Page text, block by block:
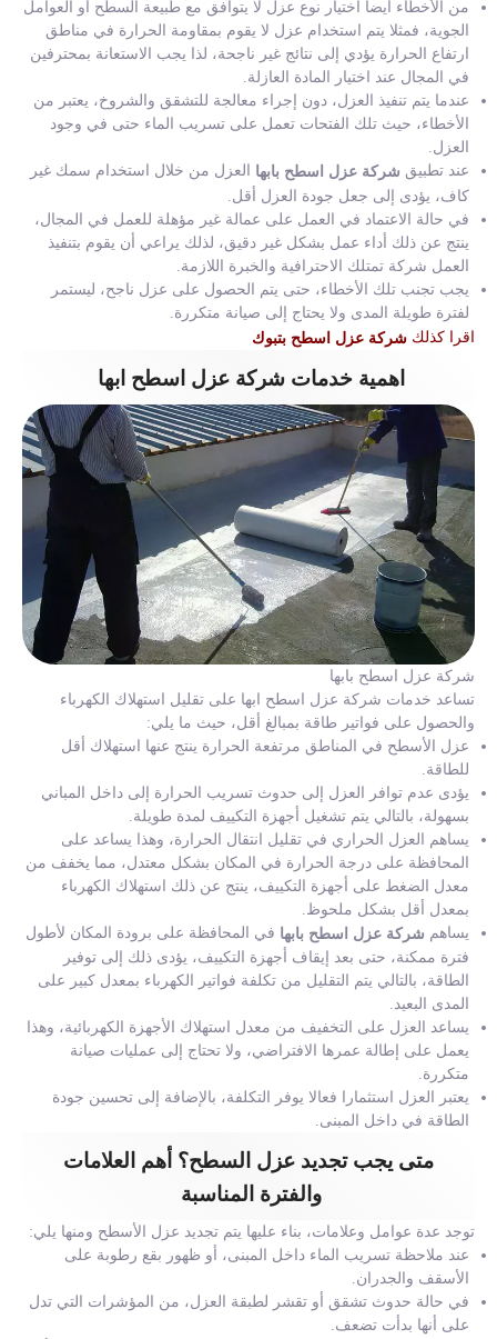
من الأخطاء أيضا اختيار نوع عزل لا يتوافق مع طبيعة السطح أو العوامل
الجوية، فمثلا يتم استخدام عزل لا يقوم بمقاومة الحرارة في مناطق
ارتفاع الحرارة يؤدي إلى نتائج غير ناجحة، لذا يجب الاستعانة بمحترفين
في المجال عند اختيار المادة العازلة.
عندما يتم تنفيذ العزل، دون إجراء معالجة للتشقق والشروخ، يعتبر من
الأخطاء، حيث تلك الفتحات تعمل على تسريب الماء حتى في وجود
العزل.
عند تطبيق شركة عزل اسطح بابها العزل من خلال استخدام سمك غير
كاف، يؤدى إلى جعل جودة العزل أقل.
في حالة الاعتماد في العمل على عمالة غير مؤهلة للعمل في المجال،
ينتج عن ذلك أداء عمل بشكل غير دقيق، لذلك يراعي أن يقوم بتنفيذ
العمل شركة تمتلك الاحترافية والخبرة اللازمة.
يجب تجنب تلك الأخطاء، حتى يتم الحصول على عزل ناجح، ليستمر
لفترة طويلة المدى ولا يحتاج إلى صيانة متكررة.
اقرا كذلك شركة عزل اسطح بتبوك
اهمية خدمات شركة عزل اسطح ابها
شركة عزل اسطح بابها
تساعد خدمات شركة عزل اسطح ابها على تقليل استهلاك الكهرباء
والحصول على فواتير طاقة بمبالغ أقل، حيث ما يلي:
عزل الأسطح في المناطق مرتفعة الحرارة ينتج عنها استهلاك أقل
للطاقة.
يؤدى عدم توافر العزل إلى حدوث تسريب الحرارة إلى داخل المباني
بسهولة، بالتالي يتم تشغيل أجهزة التكييف لمدة طويلة.
يساهم العزل الحراري في تقليل انتقال الحرارة، وهذا يساعد على
المحافظة على درجة الحرارة في المكان بشكل معتدل، مما يخفف من
معدل الضغط على أجهزة التكييف، ينتج عن ذلك استهلاك الكهرباء
بمعدل أقل بشكل ملحوظ.
يساهم شركة عزل اسطح بابها في المحافظة على برودة المكان لأطول
فترة ممكنة، حتى بعد إيقاف أجهزة التكييف، يؤدى ذلك إلى توفير
الطاقة، بالتالي يتم التقليل من تكلفة فواتير الكهرباء بمعدل كبير على
المدى البعيد.
يساعد العزل على التخفيف من معدل استهلاك الأجهزة الكهربائية، وهذا
يعمل على إطالة عمرها الافتراضي، ولا تحتاج إلى عمليات صيانة
متكررة.
يعتبر العزل استثمارا فعالا يوفر التكلفة، بالإضافة إلى تحسين جودة
الطاقة في داخل المبنى.
متى يجب تجديد عزل السطح؟ أهم العلامات
والفترة المناسبة
توجد عدة عوامل وعلامات، بناء عليها يتم تجديد عزل الأسطح ومنها يلي:
عند ملاحظة تسريب الماء داخل المبنى، أو ظهور بقع رطوبة على
الأسقف والجدران.
في حالة حدوث تشقق أو تقشر لطبقة العزل، من المؤشرات التي تدل
على أنها بدأت تضعف.